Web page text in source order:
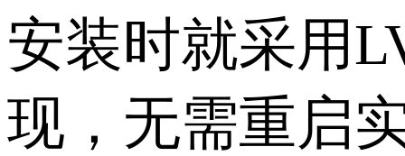
安装时就采用
现，无需重启